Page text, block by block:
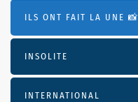
ILS ONT FAIT LA UNE 📸
INSOLITE
INTERNATIONAL